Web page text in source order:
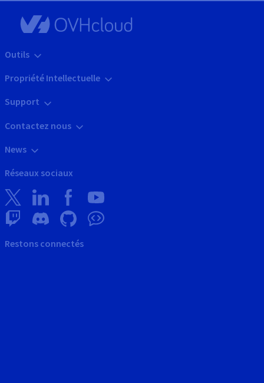
Outils
Propriété Intellectuelle
Support
Contactez nous
News
Réseaux sociaux
Restons connectés